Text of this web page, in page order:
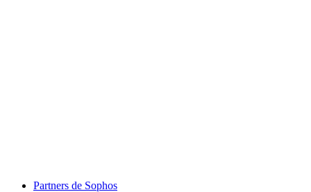
Partners de Sophos